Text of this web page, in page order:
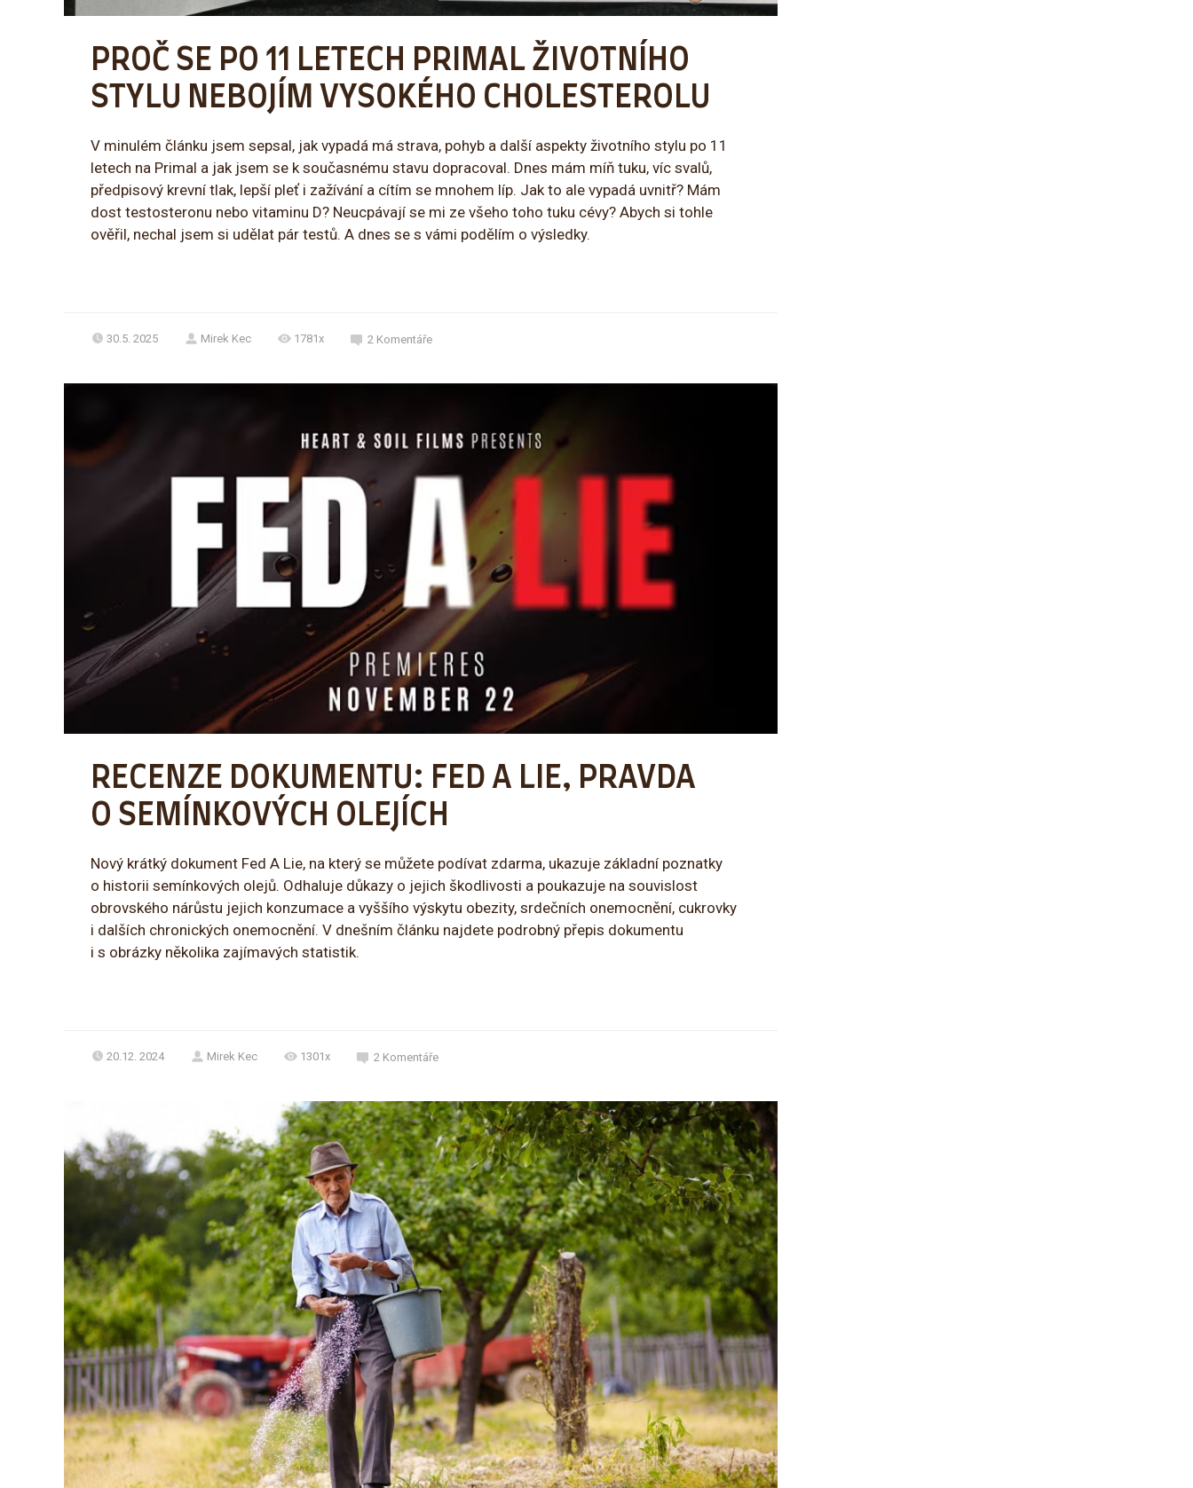
PROČ SE PO 11 LETECH PRIMAL ŽIVOTNÍHO
STYLU NEBOJÍM VYSOKÉHO CHOLESTEROLU
V minulém článku jsem sepsal, jak vypadá má strava, pohyb a další aspekty životního stylu po 11
letech na Primal a jak jsem se k současnému stavu dopracoval. Dnes mám míň tuku, víc svalů,
předpisový krevní tlak, lepší pleť i zažívání a cítím se mnohem líp. Jak to ale vypadá uvnitř? Mám
dost testosteronu nebo vitaminu D? Neucpávají se mi ze všeho toho tuku cévy? Abych si tohle
ověřil, nechal jsem si udělat pár testů. A dnes se s vámi podělím o výsledky.
30.5. 2025 Mirek Kec 1781x 2 Komentáře
RECENZE DOKUMENTU: FED A LIE, PRAVDA
O SEMÍNKOVÝCH OLEJÍCH
Nový krátký dokument Fed A Lie, na který se můžete podívat zdarma, ukazuje základní poznatky
o historii semínkových olejů. Odhaluje důkazy o jejich škodlivosti a poukazuje na souvislost
obrovského nárůstu jejich konzumace a vyššího výskytu obezity, srdečních onemocnění, cukrovky
i dalších chronických onemocnění. V dnešním článku najdete podrobný přepis dokumentu
i s obrázky několika zajímavých statistik.
20.12. 2024 Mirek Kec 1301x 2 Komentáře